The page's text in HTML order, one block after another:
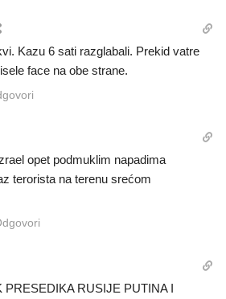
Kazu 6 sati razglabali. Prekid vatre
face na obe strane.
opet podmuklim napadima
terorista na terenu srećom
PRESEDIKA RUSIJE PUTINA I